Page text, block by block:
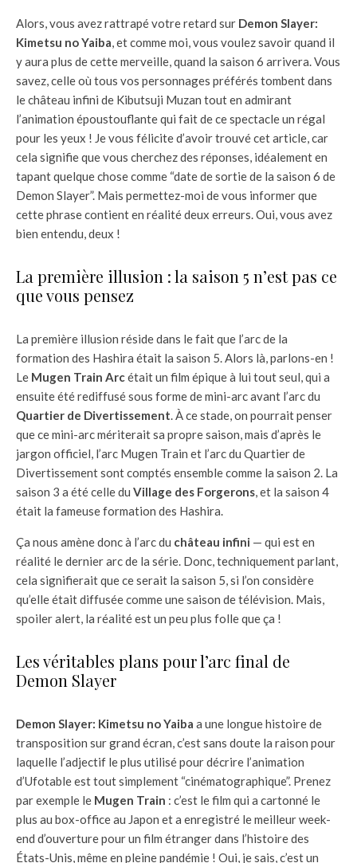
Alors, vous avez rattrapé votre retard sur Demon Slayer:
Kimetsu no Yaiba, et comme moi, vous voulez savoir quand il
y aura plus de cette merveille, quand la saison 6 arrivera. Vous
savez, celle où tous vos personnages préférés tombent dans
le château infini de Kibutsuji Muzan tout en admirant
l’animation époustouflante qui fait de ce spectacle un régal
pour les yeux ! Je vous félicite d’avoir trouvé cet article, car
cela signifie que vous cherchez des réponses, idéalement en
tapant quelque chose comme “date de sortie de la saison 6 de
Demon Slayer”. Mais permettez-moi de vous informer que
cette phrase contient en réalité deux erreurs. Oui, vous avez
bien entendu, deux !
La première illusion : la saison 5 n’est pas ce
que vous pensez
La première illusion réside dans le fait que l’arc de la
formation des Hashira était la saison 5. Alors là, parlons-en !
Le Mugen Train Arcétait un film épique à lui tout seul, qui a
ensuite été rediffusé sous forme de mini-arc avant l’arc du
Quartier de Divertissement. À ce stade, on pourrait penser
que ce mini-arc mériterait sa propre saison, mais d’après le
jargon officiel, l’arc Mugen Train et l’arc du Quartier de
Divertissement sont comptés ensemble comme la saison 2. La
saison 3 a été celle du Village des Forgerons, et la saison 4
était la fameuse formation des Hashira.
Ça nous amène donc à l’arc du château infini — qui est en
réalité le dernier arc de la série. Donc, techniquement parlant,
cela signifierait que ce serait la saison 5, si l’on considère
qu’elle était diffusée comme une saison de télévision. Mais,
spoiler alert, la réalité est un peu plus folle que ça !
Les véritables plans pour l’arc final de
Demon Slayer
Demon Slayer: Kimetsu no Yaiba a une longue histoire de
transposition sur grand écran, c’est sans doute la raison pour
laquelle l’adjectif le plus utilisé pour décrire l’animation
d’Ufotable est tout simplement “cinématographique”. Prenez
par exemple le Mugen Train : c’est le film qui a cartonné le
plus au box-office au Japon et a enregistré le meilleur week-
end d’ouverture pour un film étranger dans l’histoire des
États-Unis, même en pleine pandémie ! Oui, je sais, c’est un